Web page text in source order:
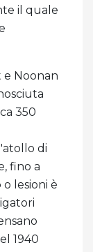
il quale
e Noonan
350
di
fino a
lesioni è
1940